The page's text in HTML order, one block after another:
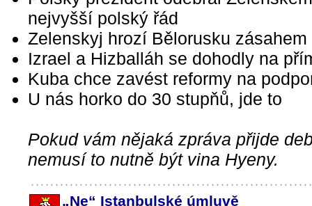
nejvyšší polský řád
Zelenskyj hrozí Bělorusku zásahem
Izrael a Hizballáh se dohodly na
Kuba chce zavést reformy na
U nás horko do 30 stupňů, jde to
Pokud vám nějaká zpráva přijde
nemusí to nutně být vina Hyeny.
„Ne“ Istanbulské úmluvě